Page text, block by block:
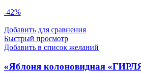
-42%
Добавить для сравнения
Быстрый просмотр
Добавить в список желаний
«Яблоня колоновидная